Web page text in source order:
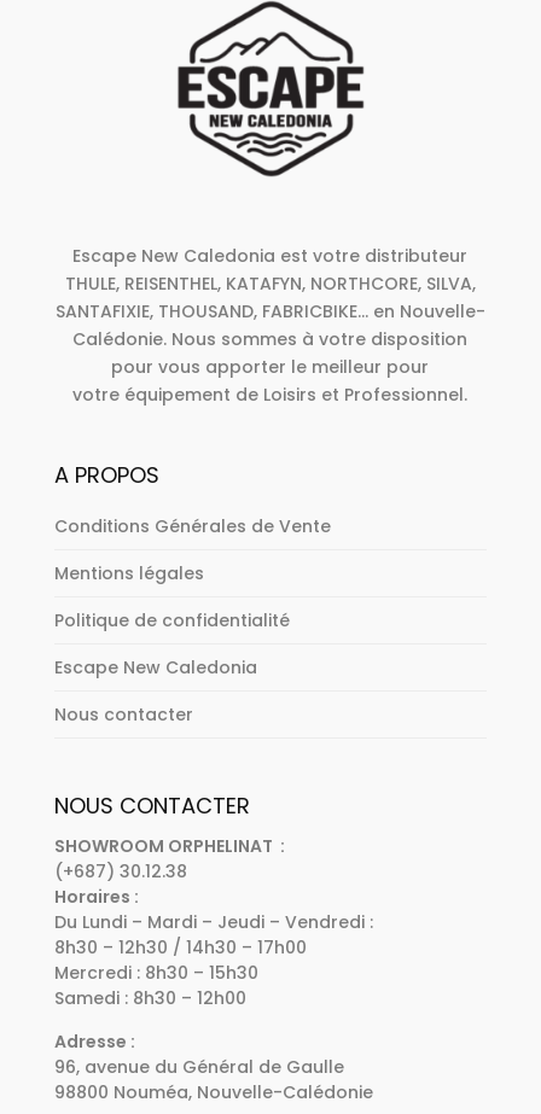
Escape New Caledonia est votre distributeur
THULE, REISENTHEL, KATAFYN, NORTHCORE, SILVA,
SANTAFIXIE, THOUSAND, FABRICBIKE... en Nouvelle-
Calédonie. Nous sommes à votre disposition
pour vous apporter le meilleur pour
votre équipement de Loisirs et Professionnel.
A PROPOS
Conditions Générales de Vente
Mentions légales
Politique de confidentialité
Escape New Caledonia
Nous contacter
NOUS CONTACTER
SHOWROOM ORPHELINAT :
(+687) 30.12.38
Horaires :
Du Lundi – Mardi – Jeudi – Vendredi :
8h30 – 12h30 / 14h30 – 17h00
Mercredi : 8h30 – 15h30
Samedi : 8h30 – 12h00
Adresse :
96, avenue du Général de Gaulle
98800 Nouméa, Nouvelle-Calédonie